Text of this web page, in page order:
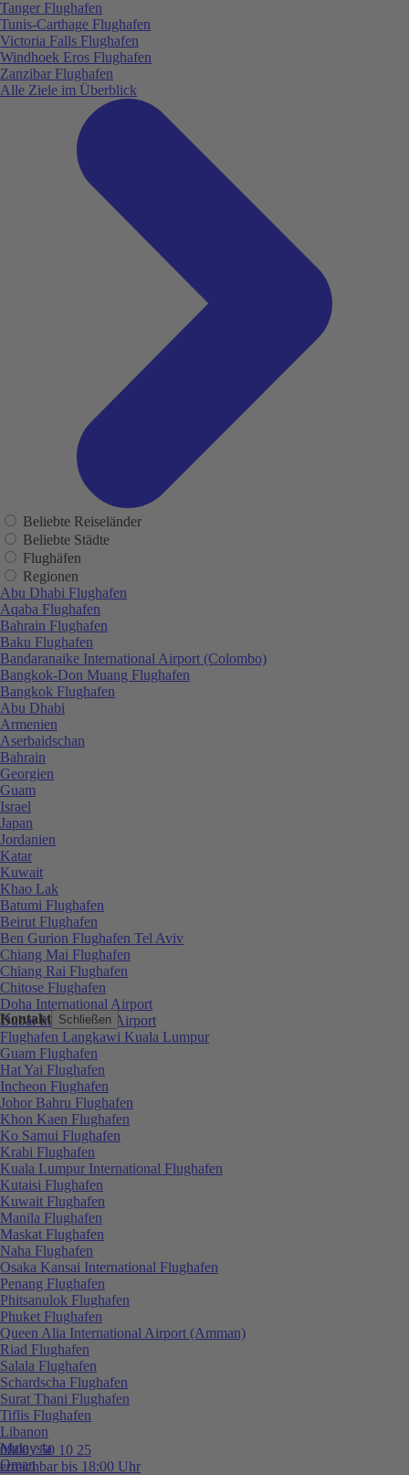
Kontakt Schließen
0800 / 50 10 25
erreichbar bis 18:00 Uhr
Tanger Flughafen
Tunis-Carthage Flughafen
Victoria Falls Flughafen
Windhoek Eros Flughafen
Zanzibar Flughafen
Alle Ziele im Überblick
Beliebte Reiseländer
Beliebte Städte
Flughäfen
Regionen
Abu Dhabi Flughafen
Aqaba Flughafen
Bahrain Flughafen
Baku Flughafen
Bandaranaike International Airport (Colombo)
Bangkok-Don Muang Flughafen
Bangkok Flughafen
Abu Dhabi
Armenien
Aserbaidschan
Bahrain
Georgien
Guam
Israel
Japan
Jordanien
Katar
Kuwait
Khao Lak
Batumi Flughafen
Beirut Flughafen
Ben Gurion Flughafen Tel Aviv
Chiang Mai Flughafen
Chiang Rai Flughafen
Chitose Flughafen
Doha International Airport
Dubai International Airport
Flughafen Langkawi Kuala Lumpur
Guam Flughafen
Hat Yai Flughafen
Incheon Flughafen
Johor Bahru Flughafen
Khon Kaen Flughafen
Ko Samui Flughafen
Krabi Flughafen
Kuala Lumpur International Flughafen
Kutaisi Flughafen
Kuwait Flughafen
Manila Flughafen
Maskat Flughafen
Naha Flughafen
Osaka Kansai International Flughafen
Penang Flughafen
Phitsanulok Flughafen
Phuket Flughafen
Queen Alia International Airport (Amman)
Riad Flughafen
Salala Flughafen
Schardscha Flughafen
Surat Thani Flughafen
Tiflis Flughafen
Libanon
Malaysia
Oman